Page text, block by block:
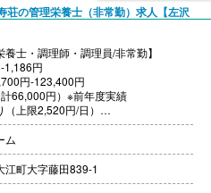
の管理栄養士（非常勤）求人【左沢
養士・調理師・調理員/非常勤】
1,186円
円-123,400円
計66,000円）※前年度実績
（上限2,520円/日）
あたり1,600円-）※前年度実績
ム
江町大字藤田839-1